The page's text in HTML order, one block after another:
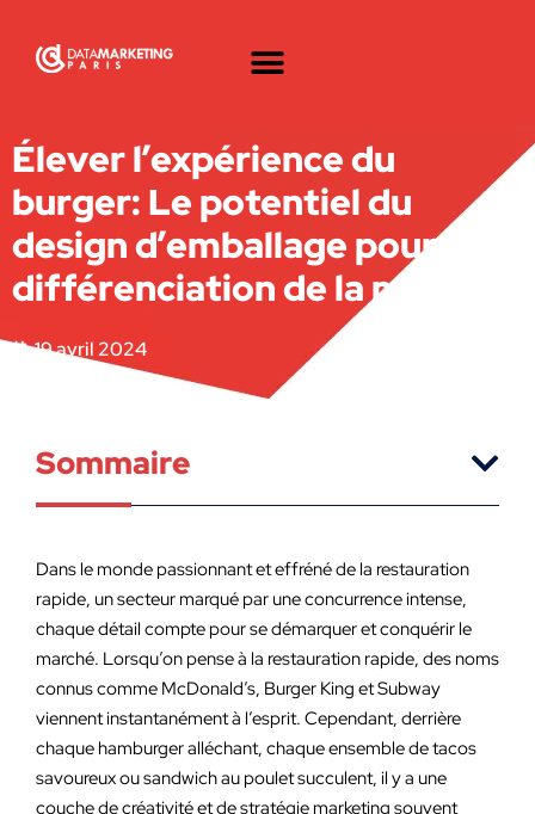
Élever l’expérience du
burger: Le potentiel du
design d’emballage pour la
différenciation de la marque
19 avril 2024
Sommaire
Dans le monde passionnant et effréné de la restauration
rapide, un secteur marqué par une concurrence intense,
chaque détail compte pour se démarquer et conquérir le
marché. Lorsqu’on pense à la restauration rapide, des noms
connus comme McDonald’s, Burger King et Subway
viennent instantanément à l’esprit. Cependant, derrière
chaque hamburger alléchant, chaque ensemble de tacos
savoureux ou sandwich au poulet succulent, il y a une
couche de créativité et de stratégie marketing souvent